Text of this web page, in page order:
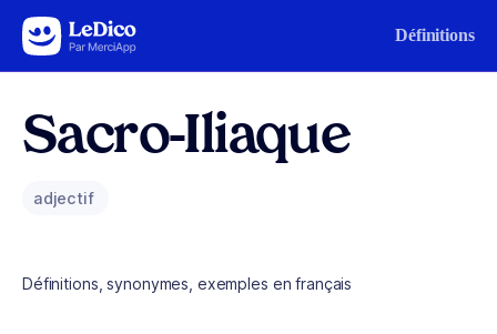
Aller au contenu Définitions
Sacro-Iliaque
adjectif
Définitions, synonymes, exemples en français